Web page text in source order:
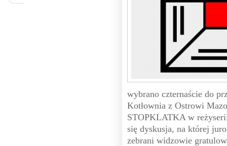
wybrano czternaście do
Kotłownia z Ostrowi
STOPKLATKA w
się dyskusja, na której
zebrani widzowie